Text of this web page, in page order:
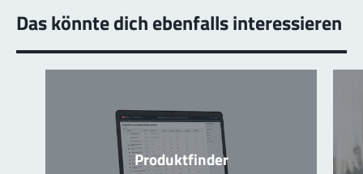
Das könnte dich ebenfalls interessieren
Produktfinder